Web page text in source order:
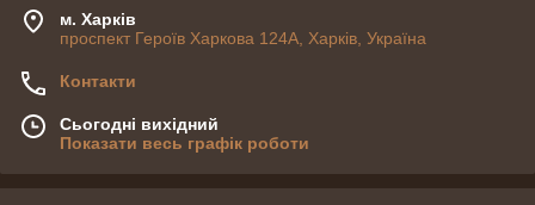
м. Харків
проспект Героїв Харкова 124А, Харків, Україна
Контакти
Сьогодні вихідний
Показати весь графік роботи